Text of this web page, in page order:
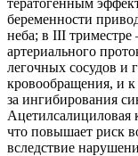
беременности
неба; в III
артериального
легочных сосудов и
кровообращения, и
за ингибирования
Ацетилсалициловая
что повышает риск
вследствие